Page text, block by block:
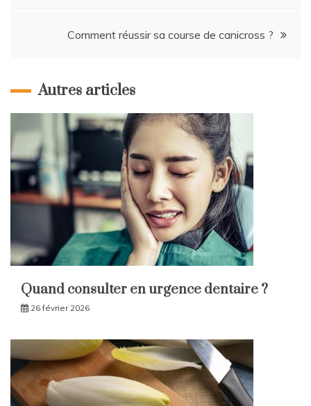
l’articleComment réussir sa course de canicross ?
Autres articles
Quand consulter en urgence dentaire ?
26 février 2026